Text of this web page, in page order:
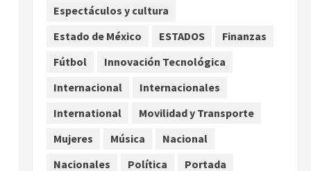
4
Capturan en Zapopan a
ciudadano estadounidense
agosto 7, 2026
Nacional Portada
Detienen al exgobernador de
obstrucción en el caso
Espectáculos y cultura
Estado de México
ESTADOS
Finanzas
Fútbol
Innovación Tecnológica
Internacional
Internacionales
International
Movilidad y Transporte
Mujeres
Música
Nacional
Nacionales
Política
Portada